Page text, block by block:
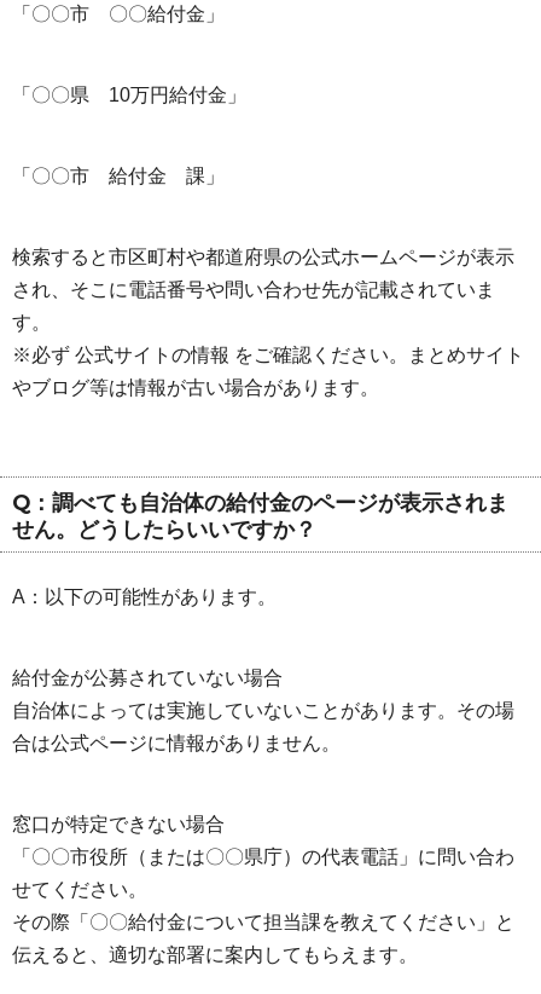
「〇〇市 〇〇給付金」
「〇〇県 10万円給付金」
「〇〇市 給付金 課」
検索すると市区町村や都道府県の公式ホームページが表示
され、そこに電話番号や問い合わせ先が記載されていま
す。
※必ず 公式サイトの情報 をご確認ください。まとめサイト
やブログ等は情報が古い場合があります。
Q：調べても自治体の給付金のページが表示されま
せん。どうしたらいいですか？
A：以下の可能性があります。
給付金が公募されていない場合
自治体によっては実施していないことがあります。その場
合は公式ページに情報がありません。
窓口が特定できない場合
「〇〇市役所（または〇〇県庁）の代表電話」に問い合わ
せてください。
その際「〇〇給付金について担当課を教えてください」と
伝えると、適切な部署に案内してもらえます。